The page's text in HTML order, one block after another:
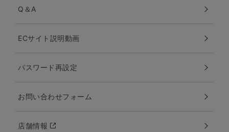
Q＆A
ECサイト説明動画
パスワード再設定
お問い合わせフォーム
店舗情報